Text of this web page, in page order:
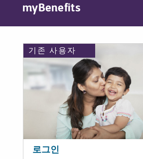
myBenefits
기존 사용자
로그인